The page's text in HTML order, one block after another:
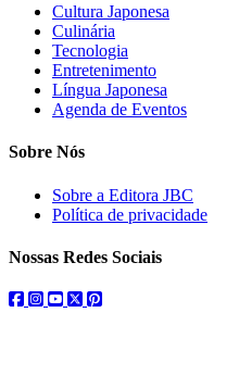
Cultura Japonesa
Culinária
Tecnologia
Entretenimento
Língua Japonesa
Agenda de Eventos
Sobre Nós
Sobre a Editora JBC
Política de privacidade
Nossas Redes Sociais
facebook
instagram
youtube
twitterpinterest